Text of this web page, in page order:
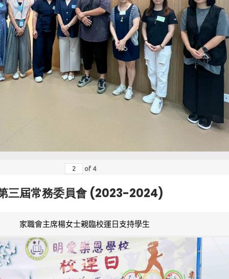
of 4
三屆常務委員會 (2023-2024)
家職會主席楊女士親臨校運日支持學生